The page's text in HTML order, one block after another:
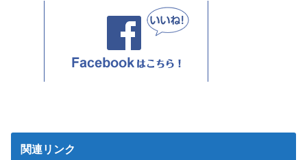
関連リンク